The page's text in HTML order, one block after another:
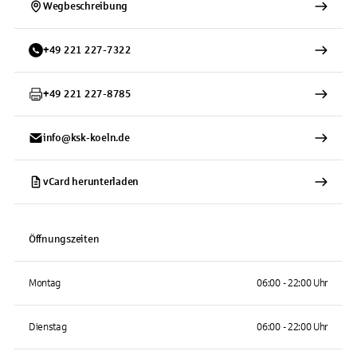
Wegbeschreibung
+49 221 227-7322
+49 221 227-8785
info@ksk-koeln.de
vCard herunterladen
Öffnungszeiten
Montag 06:00 - 22:00 Uhr
Dienstag 06:00 - 22:00 Uhr